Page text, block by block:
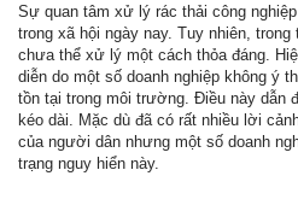
Sự quan tâm xử lý rác thải công
trong xã hội ngày nay. Tuy nhiên,
chưa thể xử lý một cách thỏa đáng.
diễn do một số doanh nghiệp không ý
tồn tại trong môi trường. Điều này dẫn
kéo dài. Mặc dù đã có rất nhiều lời
của người dân nhưng một số doanh
trạng nguy hiển này.